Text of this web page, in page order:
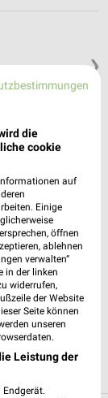
❯
in 35 Min.
in 35 Min.
die
cookie
auf
Einige
öffnen
ablehnen
verwalten“
in der linken
widerrufen,
der Website
Seite können
unseren
Leistung der